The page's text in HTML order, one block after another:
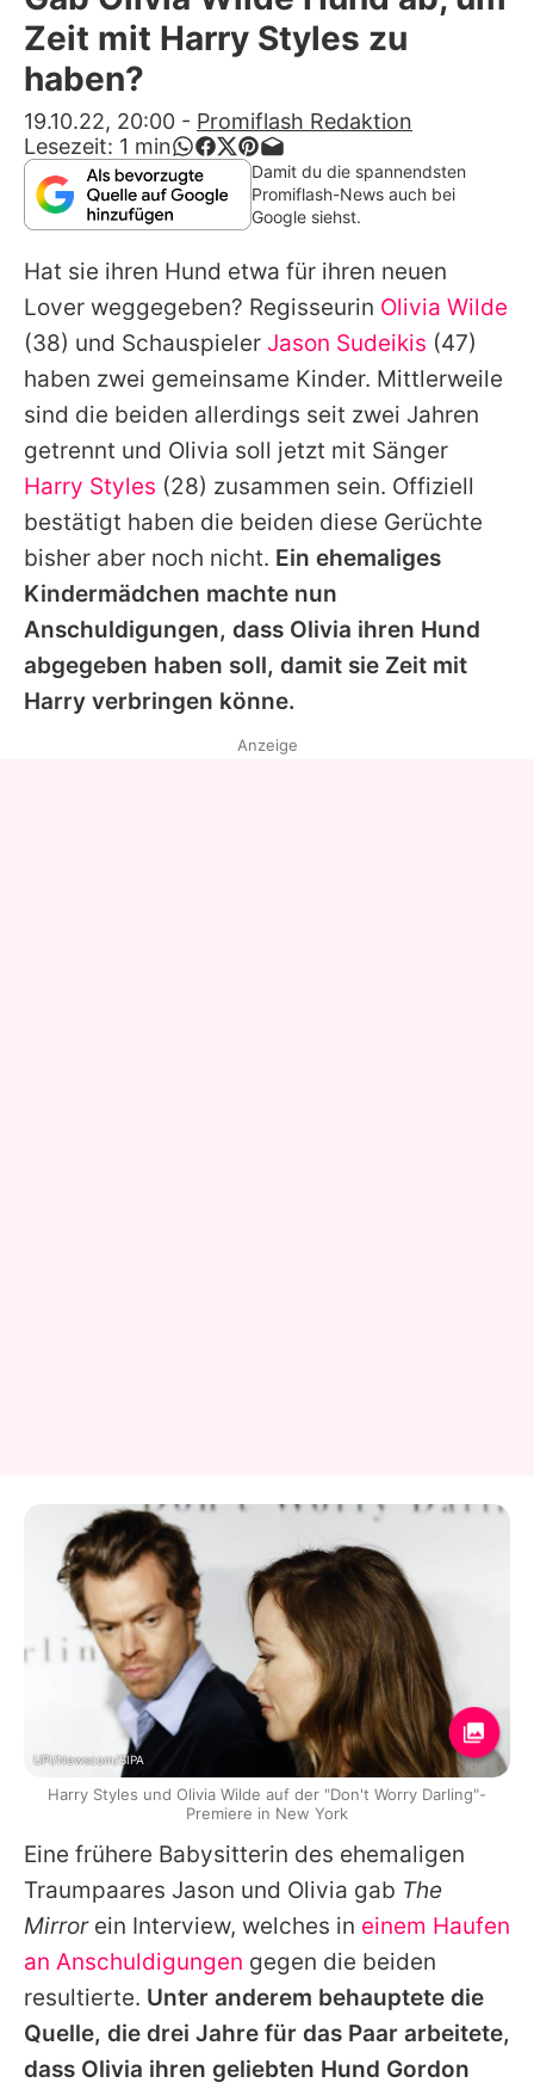
Alle Themen auf Promiflash
App runterladen
Team
Redaktionelle Richtlinien
Impressum
Datenschutzerklärung
Nutzungsbedingungen
Utiq verwalten
Zeit mit Harry Styles zu
haben?
19.10.22, 20:00 - Promiflash Redaktion
Lesezeit: 1 min
Damit du die spannendsten
Promiflash-News auch bei
Google siehst.
Hat sie ihren Hund etwa für ihren neuen
Lover weggegeben? Regisseurin Olivia Wilde
(38) und Schauspieler Jason Sudeikis (47)
haben zwei gemeinsame Kinder. Mittlerweile
sind die beiden allerdings seit zwei Jahren
getrennt und Olivia soll jetzt mit Sänger
Harry Styles (28) zusammen sein. Offiziell
bestätigt haben die beiden diese Gerüchte
bisher aber noch nicht. Ein ehemaliges
Kindermädchen machte nun
Anschuldigungen, dass Olivia ihren Hund
abgegeben haben soll, damit sie Zeit mit
Harry verbringen könne.
Eine frühere Babysitterin des ehemaligen
Traumpaares Jason und Olivia gab The
Mirrorein Interview, welches in einem Haufen
an Anschuldigungen gegen die beiden
resultierte. Unter anderem behauptete die
Quelle, die drei Jahre für das Paar arbeitete,
dass Olivia ihren geliebten Hund Gordon
Anzeige
UPI/Newscom/SIPA
Harry Styles und Olivia Wilde auf der "Don't Worry Darling"-
Premiere in New York